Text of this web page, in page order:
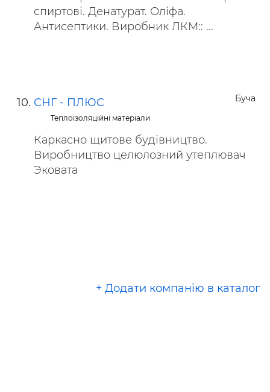
спиртові. Денатурат. Оліфа.
Антисептики. Виробник ЛКМ:: ...
Буча
СНГ - ПЛЮС
Теплоізоляційні матеріали
Каркасно щитове будівництво.
Виробництво целюлозний утеплювач
Эковата
+ Додати компанію в каталог